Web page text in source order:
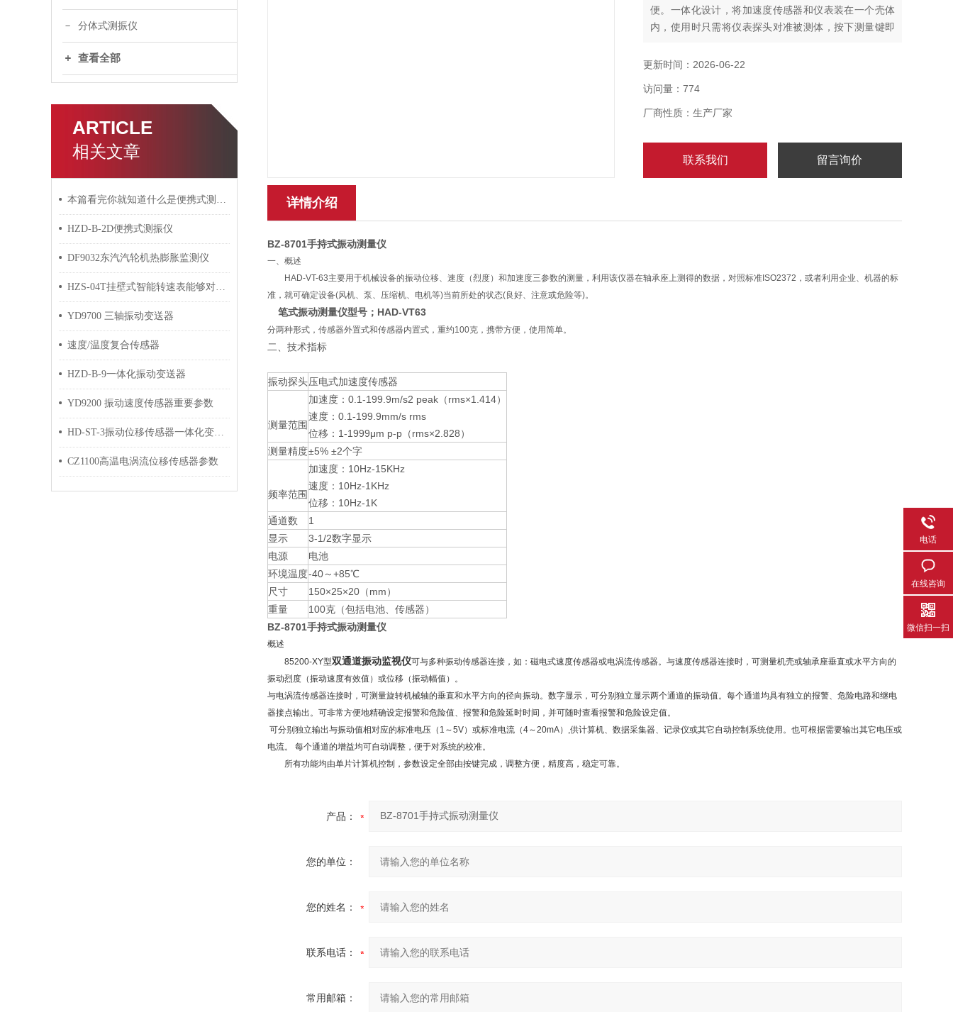
分体式测振仪
查看全部
ARTICLE
相关文章
本篇看完你就知道什么是便携式测振仪了
HZD-B-2D便携式测振仪
DF9032东汽汽轮机热膨胀监测仪
HZS-04T挂壁式智能转速表能够对转速进行精确的测量
YD9700 三轴振动变送器
速度/温度复合传感器
HZD-B-9一体化振动变送器
YD9200 振动速度传感器重要参数
HD-ST-3振动位移传感器一体化变送器
CZ1100高温电涡流位移传感器参数
便。一体化设计，将加速度传感器和仪表装在一个壳体
内，使用时只需将仪表探头对准被测体，按下测量键即
2、仪表采用一节9V叠层电池供电，具有低电压检测和
示器有电池符号出现，提醒用户更换电池。
更新时间：2026-06-22
访问量：774
厂商性质：生产厂家
联系我们 留言询价
详情介绍
BZ-8701手持式振动测量仪
一、概述
HAD-VT-63主要用于机械设备的振动位移、速度（烈度）和加速度三参数的测量，利用该仪器在轴承座上测得的数据，对照标准ISO2372，或者利用企业、机器的标
准，就可确定设备(风机、泵、压缩机、电机等)当前所处的状态(良好、注意或危险等)。
笔式振动测量仪型号；HAD-VT63
分两种形式，传感器外置式和传感器内置式，重约100克，携带方便，使用简单。
二、技术指标
振动探头压电式加速度传感器
测量范围
加速度：0.1-199.9m/s2 peak（rms×1.414）
速度：0.1-199.9mm/s rms
位移：1-1999μm p-p（rms×2.828）
测量精度±5% ±2个字
频率范围
加速度：10Hz-15KHz
速度：10Hz-1KHz
位移：10Hz-1K
通道数
1
显示
3-1/2数字显示
电源
电池
环境温度-40～+85℃
尺寸
150×25×20（mm）
重量
100克（包括电池、传感器）
BZ-8701手持式振动测量仪
概述
85200-XY型双通道振动监视仪可与多种振动传感器连接，如：磁电式速度传感器或电涡流传感器。与速度传感器连接时，可测量机壳或轴承座垂直或水平方向的
振动烈度（振动速度有效值）或位移（振动幅值）。
与电涡流传感器连接时，可测量旋转机械轴的垂直和水平方向的径向振动。数字显示，可分别独立显示两个通道的振动值。每个通道均具有独立的报警、危险电路和继电
器接点输出。可非常方便地精确设定报警和危险值、报警和危险延时时间，并可随时查看报警和危险设定值。
可分别独立输出与振动值相对应的标准电压（1～5V）或标准电流（4～20mA）,供计算机、数据采集器、记录仪或其它自动控制系统使用。也可根据需要输出其它电压或
电流。 每个通道的增益均可自动调整，便于对系统的校准。
所有功能均由单片计算机控制，参数设定全部由按键完成，调整方便，精度高，稳定可靠。
产品：
您的单位：
您的姓名：
联系电话：
常用邮箱：
电话
在线咨询
微信扫一扫